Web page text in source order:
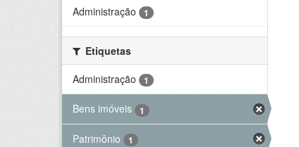
Administração
1
Etiquetas
Administração
1
Bens imóveis 1
Patrimônio 1